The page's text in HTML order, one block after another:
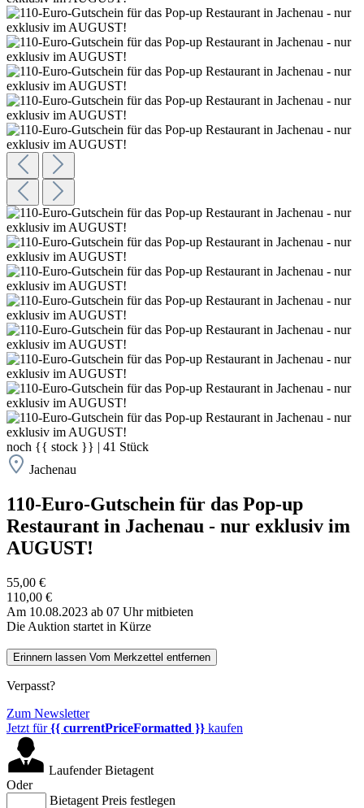
noch {{ stock }} | 41 Stück
Jachenau
110-Euro-Gutschein für das Pop-up
Restaurant in Jachenau - nur exklusiv im
AUGUST!
55,00 €
110,00 €
Am 10.08.2023 ab 07 Uhr mitbieten
Die Auktion startet in Kürze
Erinnern lassen Vom Merkzettel entfernen
Verpasst?
Zum Newsletter
Jetzt für{{ currentPriceFormatted }} kaufen
Laufender Bietagent
Oder
Bietagent Preis festlegen